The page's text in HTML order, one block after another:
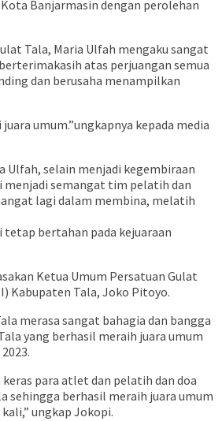
Banjarmasin dengan perolehan
Tala, Maria Ulfah mengaku sangat
atas perjuangan semua
dan berusaha menampilkan
umum.”ungkapnya kepada media
Ulfah, selain menjadi kegembiraan
menjadi semangat tim pelatih dan
lagi dalam membina, melatih
tetap bertahan pada kejuaraan
Ketua Umum Persatuan Gulat
Kabupaten Tala, Joko Pitoyo.
merasa sangat bahagia dan bangga
yang berhasil meraih juara umum
para atlet dan pelatih dan doa
sehingga berhasil meraih juara umum
ungkap Jokopi.